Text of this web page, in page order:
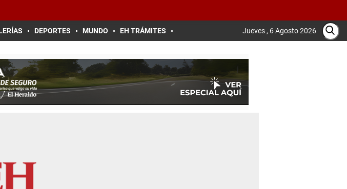
DEPORTES MUNDO EH TRÁMITES Jueves , 6 Agosto 2026